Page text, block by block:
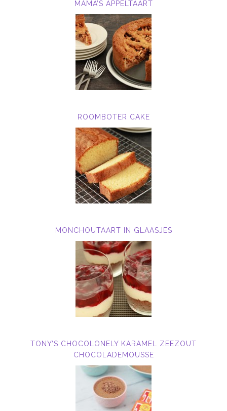
MAMA’S APPELTAART
ROOMBOTER CAKE
MONCHOUTAART IN GLAASJES
TONY’S CHOCOLONELY KARAMEL ZEEZOUT
CHOCOLADEMOUSSE